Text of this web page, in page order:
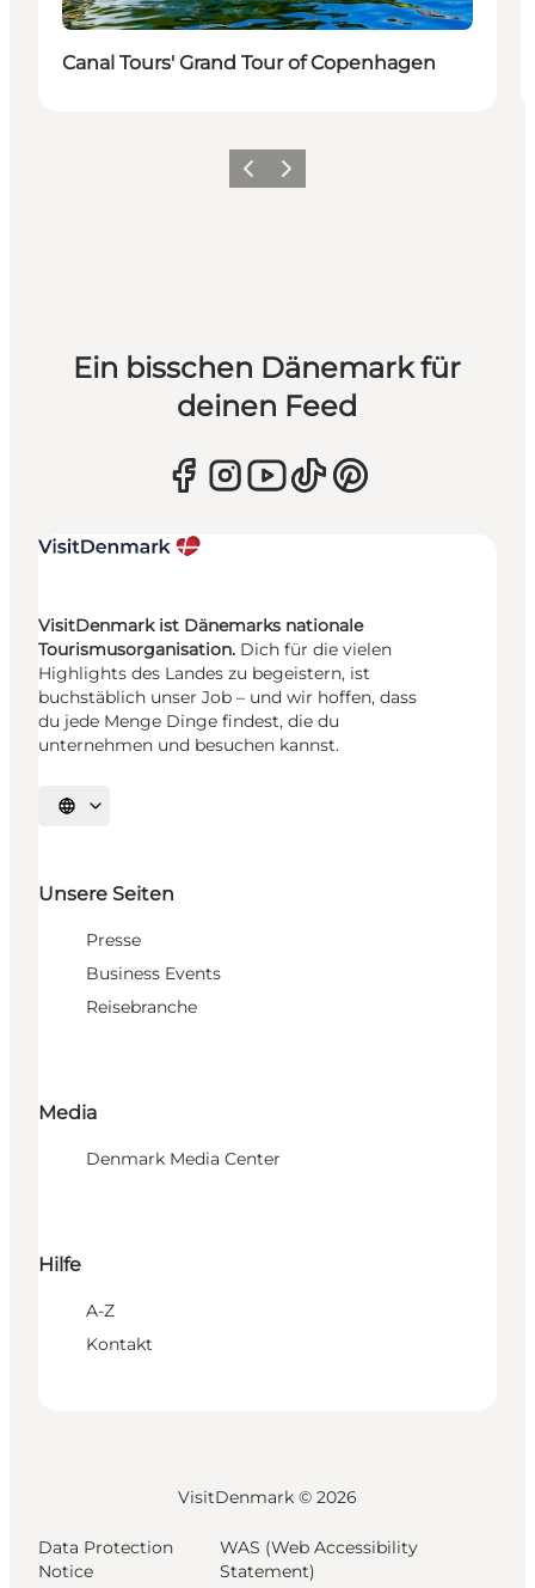
Canal Tours' Grand Tour of Copenhagen
ZurückWeiter
Ein bisschen Dänemark für
deinen Feed
VisitDenmark ist Dänemarks nationale
Tourismusorganisation. Dich für die vielen
Highlights des Landes zu begeistern, ist
buchstäblich unser Job – und wir hoffen, dass
du jede Menge Dinge findest, die du
unternehmen und besuchen kannst.
Sprache auswählen
Unsere Seiten
Presse
Business Events
Reisebranche
Media
Denmark Media Center
Hilfe
A-Z
Kontakt
VisitDenmark © 2026
Data Protection
Notice
WAS (Web Accessibility
Statement)